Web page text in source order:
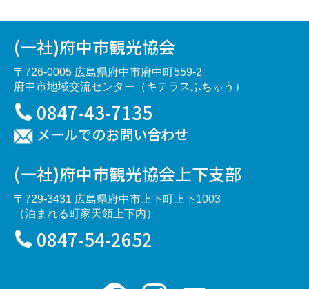
(一社)府中市観光協会
〒726-0005 広島県府中市府中町559-2
府中市地域交流センター（キテラスふちゅう）
0847-43-7135
メールでのお問い合わせ
(一社)府中市観光協会上下支部
〒729-3431 広島県府中市上下町上下1003
（泊まれる町家天領上下内）
0847-54-2652